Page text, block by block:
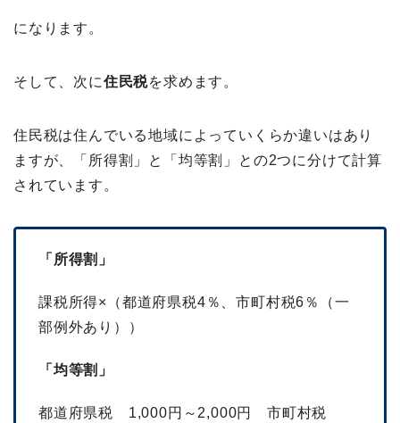
になります。
そして、次に住民税を求めます。
住民税は住んでいる地域によっていくらか違いはあり
ますが、「所得割」と「均等割」との2つに分けて計算
されています。
「所得割」
課税所得×（都道府県税4％、市町村税6％（一
部例外あり））
「均等割」
都道府県税 1,000円～2,000円 市町村税